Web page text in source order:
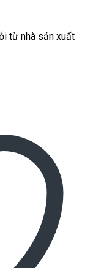
từ nhà sản xuất